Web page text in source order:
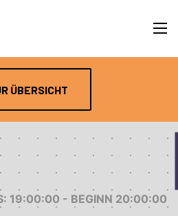
ÜBERSICHT
19:00:00 - BEGINN 20:00:00